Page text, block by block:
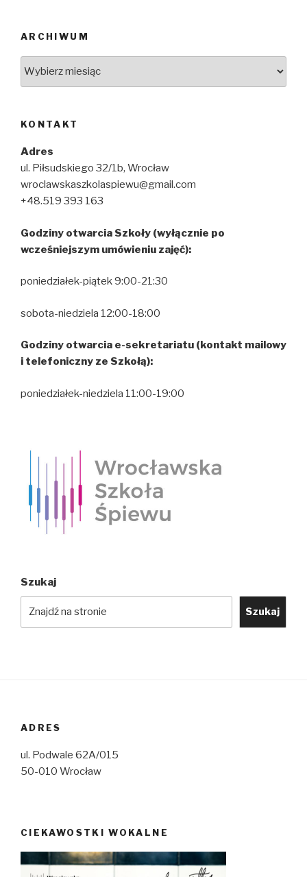
ARCHIWUM
KONTAKT
Adres
ul. Piłsudskiego 32/1b, Wrocław
wroclawskaszkolaspiewu@gmail.com
+48.519 393 163
Godziny otwarcia Szkoły (wyłącznie po
wcześniejszym umówieniu zajęć):
poniedziałek-piątek 9:00-21:30
sobota-niedziela 12:00-18:00
Godziny otwarcia e-sekretariatu (kontakt mailowy
i telefoniczny ze Szkołą):
poniedziałek-niedziela 11:00-19:00
Szukaj
Szukaj
ADRES
ul. Podwale 62A/015
50-010 Wrocław
CIEKAWOSTKI WOKALNE